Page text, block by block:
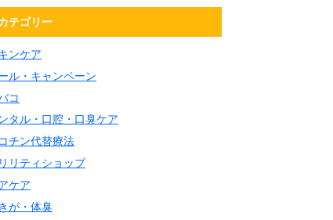
テゴリー
ンケア
ル・キャンペーン
コ
タル・口腔・口臭ケア
チン代替療法
リティショップ
ケア
が・体臭